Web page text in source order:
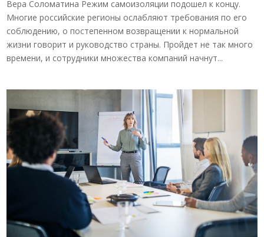
Вера Соломатина Режим самоизоляции подошел к концу.
Многие российские регионы ослабляют требования по его
соблюдению, о постепенном возвращении к нормальной
жизни говорит и руководство страны. Пройдет не так много
времени, и сотрудники множества компаний начнут...